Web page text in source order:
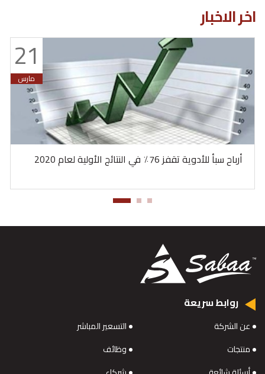
اخر الاخبار
21
مارس
أرباح سبأ للأدوية تقفز 76٪ في النتائج الأولية لعام 2020
روابط سريعة
عن الشركة
التسعير المباشر
منتجات
وظائف